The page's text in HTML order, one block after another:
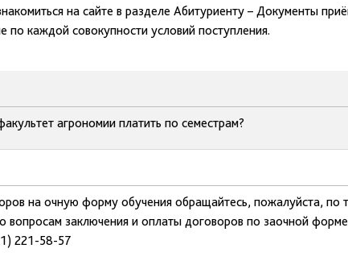
на сайте в разделе Абитуриенту – Документы
по каждой совокупности условий поступления.
агрономии платить по семестрам?
на очную форму обучения обращайтесь, пожалуйста, по
заключения и оплаты договоров по заочной
221-58-57